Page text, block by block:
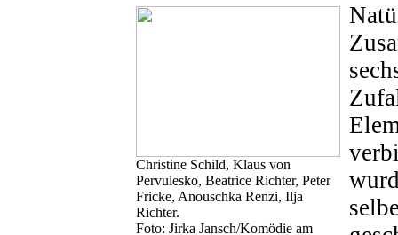
Christine Schild, Klaus von
Pervulesko, Beatrice Richter, Peter
Fricke, Anouschka Renzi, Ilja
Richter.
Foto: Jirka Jansch/Komödie am